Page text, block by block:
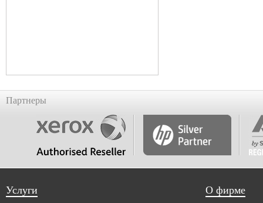
Партнеры
Услуги О фирме